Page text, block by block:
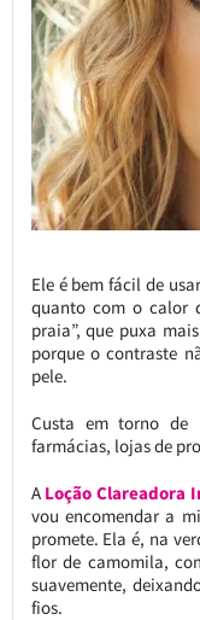
Ele é bem fácil de
quanto com o calor
praia”, que puxa
porque o contraste
pele.
Custa em torno de
farmácias, lojas de
A Loção Clareadora
vou encomendar a
promete. Ela é, na
flor de camomila,
suavemente,
fios.